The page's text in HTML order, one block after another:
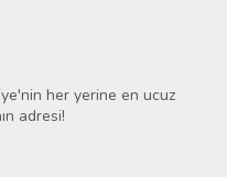
her yerine en ucuz
adresi!